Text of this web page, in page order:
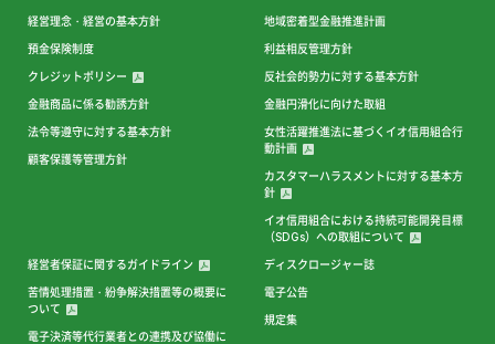
経営理念・経営の基本方針
預金保険制度
クレジットポリシー
金融商品に係る勧誘方針
法令等遵守に対する基本方針
顧客保護等管理方針
地域密着型金融推進計画
利益相反管理方針
反社会的勢力に対する基本方針
金融円滑化に向けた取組
女性活躍推進法に基づくイオ信用組合行
動計画
カスタマーハラスメントに対する基本方
針
イオ信用組合における持続可能開発目標
（SDGs）への取組について
経営者保証に関するガイドライン
苦情処理措置・紛争解決措置等の概要に
ついて
電子決済等代行業者との連携及び協働に
ディスクロージャー誌
電子公告
規定集